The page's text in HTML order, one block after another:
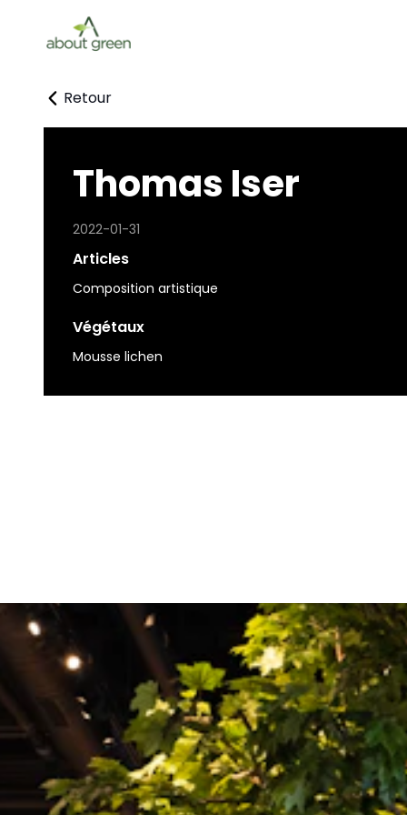
Retour
Thomas Iser
2022-01-31
Articles
Composition artistique
Végétaux
Mousse lichen